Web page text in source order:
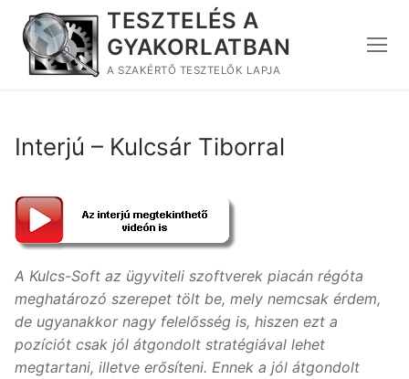
Ugrás
tartalomra
TESZTELÉS A
GYAKORLATBAN
A SZAKÉRTŐ TESZTELŐK LAPJA
Interjú – Kulcsár Tiborral
A Kulcs-Soft az ügyviteli szoftverek piacán régóta
meghatározó szerepet tölt be, mely nemcsak érdem,
de ugyanakkor nagy felelősség is, hiszen ezt a
pozíciót csak jól átgondolt stratégiával lehet
megtartani, illetve erősíteni. Ennek a jól átgondolt